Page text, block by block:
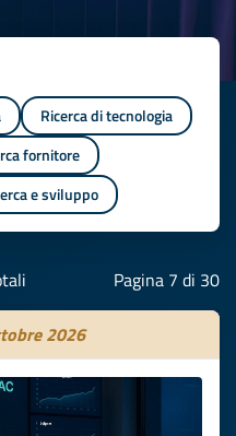
Ricerca di tecnologia
fornitore
e sviluppo
Pagina 7 di 30
2026